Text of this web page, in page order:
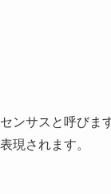
ンサスと呼びま
現されます。